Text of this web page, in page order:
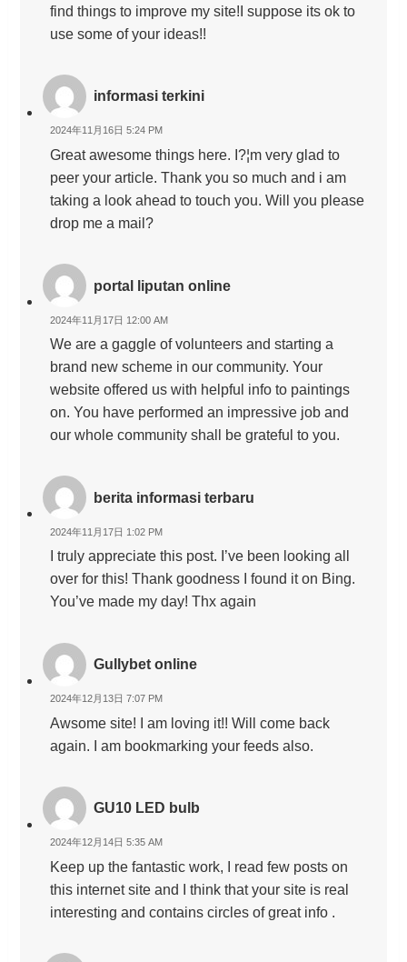
find things to improve my site!I suppose its ok to
use some of your ideas!!
informasi terkini
2024年11月16日 5:24 PM
Great awesome things here. I?¦m very glad to
peer your article. Thank you so much and i am
taking a look ahead to touch you. Will you please
drop me a mail?
portal liputan online
2024年11月17日 12:00 AM
We are a gaggle of volunteers and starting a
brand new scheme in our community. Your
website offered us with helpful info to paintings
on. You have performed an impressive job and
our whole community shall be grateful to you.
berita informasi terbaru
2024年11月17日 1:02 PM
I truly appreciate this post. I’ve been looking all
over for this! Thank goodness I found it on Bing.
You’ve made my day! Thx again
Gullybet online
2024年12月13日 7:07 PM
Awsome site! I am loving it!! Will come back
again. I am bookmarking your feeds also.
GU10 LED bulb
2024年12月14日 5:35 AM
Keep up the fantastic work, I read few posts on
this internet site and I think that your site is real
interesting and contains circles of great info .